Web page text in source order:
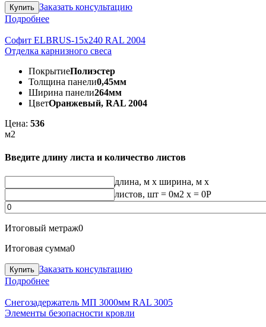
Заказать консультацию
Подробнее
Софит ELBRUS-15х240 RAL 2004
Отделка карнизного свеса
ПокрытиеПолиэстер
Толщина панели0,45мм
Ширина панели264мм
ЦветОранжевый, RAL 2004
Цена: 536
м2
Введите длину листа и количество листов
длина, м x ширина, м x
листов, шт = 0м2 x = 0Р
Итоговый метраж0
Итоговая сумма0
Заказать консультацию
Подробнее
Снегозадержатель МП 3000мм RAL 3005
Элементы безопасности кровли